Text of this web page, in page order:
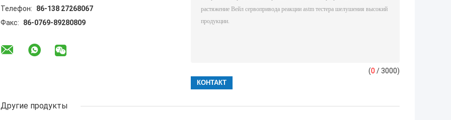
Телефон:
86-138 27268067
Факс:
86-0769-89280809
(0 / 3000)
Другие продукты